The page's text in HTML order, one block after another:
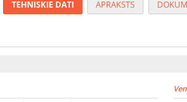
TEHNISKIE DATI APRAKSTS